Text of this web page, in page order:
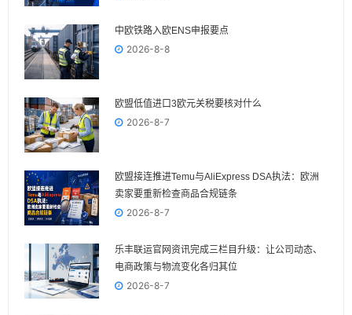
中欧铁路入欧ENS申报要点
2026-8-8
欧盟低值进口3欧元关税要核对什么
2026-8-7
欧盟接连推进Temu与AliExpress DSA执法：欧洲
卖家要重新检查商品合规链条
2026-8-7
乐丰联运官网资讯完成三栏目升级：让公司动态、
电商政策与物流变化各归其位
2026-8-7